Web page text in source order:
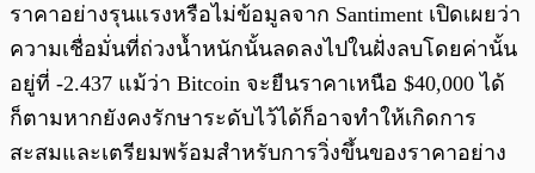
ราคาอย่างรุนแรงหรือไม่ข้อมูลจาก Santiment เปิดเผยว่า
ความเชื่อมั่นที่ถ่วงน้ำหนักนั้นลดลงไปในฝั่งลบโดยค่านั้น
อยู่ที่ -2.437 แม้ว่า Bitcoin จะยืนราคาเหนือ $40,000 ได้
ก็ตามหากยังคงรักษาระดับไว้ได้ก็อาจทำให้เกิดการ
สะสมและเตรียมพร้อมสำหรับการวิ่งขึ้นของราคาอย่าง